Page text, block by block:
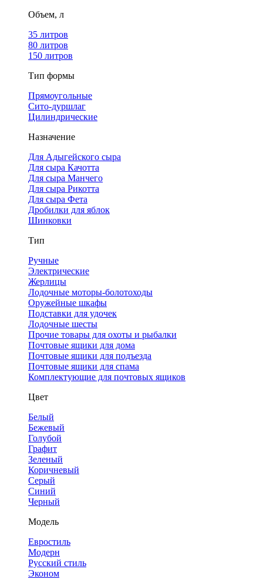
Объем, л
35 литров
80 литров
150 литров
Тип формы
Прямоугольные
Сито-дуршлаг
Цилиндрические
Назначение
Для Адыгейского сыра
Для сыра Качотта
Для сыра Манчего
Для сыра Рикотта
Для сыра Фета
Дробилки для яблок
Шинковки
Тип
Ручные
Электрические
Жерлицы
Лодочные моторы-болотоходы
Оружейные шкафы
Подставки для удочек
Лодочные шесты
Прочие товары для охоты и рыбалки
Почтовые ящики для дома
Почтовые ящики для подъезда
Почтовые ящики для спама
Комплектующие для почтовых ящиков
Цвет
Белый
Бежевый
Голубой
Графит
Зеленый
Коричневый
Серый
Синий
Черный
Модель
Евростиль
Модерн
Русский стиль
Эконом